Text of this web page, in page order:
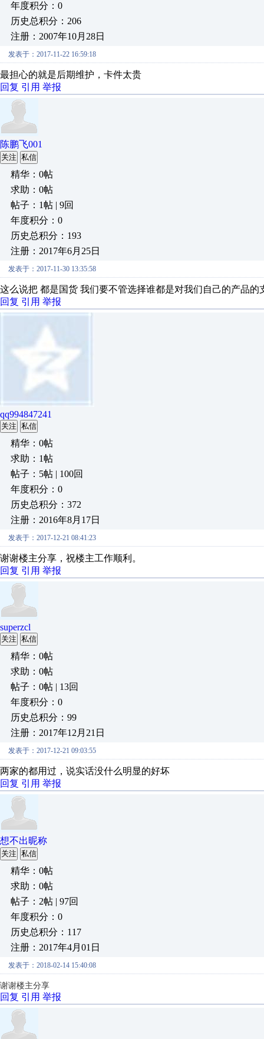
年度积分：0
历史总积分：206
注册：2007年10月28日
发表于：2017-11-22 16:59:18
最担心的就是后期维护，卡件太贵
回复 引用 举报
陈鹏飞001
关注 私信
精华：0帖
求助：0帖
帖子：1帖 | 9回
年度积分：0
历史总积分：193
注册：2017年6月25日
发表于：2017-11-30 13:35:58
这么说把 都是国货 我们要不管选择谁都是对我们自己的产品的
回复 引用 举报
qq994847241
关注 私信
精华：0帖
求助：1帖
帖子：5帖 | 100回
年度积分：0
历史总积分：372
注册：2016年8月17日
发表于：2017-12-21 08:41:23
谢谢楼主分享，祝楼主工作顺利。
回复 引用 举报
superzcl
关注 私信
精华：0帖
求助：0帖
帖子：0帖 | 13回
年度积分：0
历史总积分：99
注册：2017年12月21日
发表于：2017-12-21 09:03:55
两家的都用过，说实话没什么明显的好坏
回复 引用 举报
想不出昵称
关注 私信
精华：0帖
求助：0帖
帖子：2帖 | 97回
年度积分：0
历史总积分：117
注册：2017年4月01日
发表于：2018-02-14 15:40:08
谢谢楼主分享
回复 引用 举报